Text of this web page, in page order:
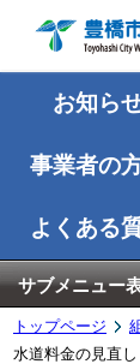
お知ら
事業者の
よくある
サブメニュー
トップページ
水道料金の見直し